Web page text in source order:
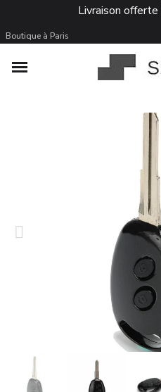
Livraison
Boutique à Paris